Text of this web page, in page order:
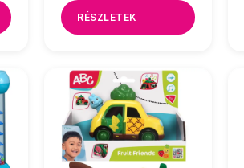
RÉSZLETEK